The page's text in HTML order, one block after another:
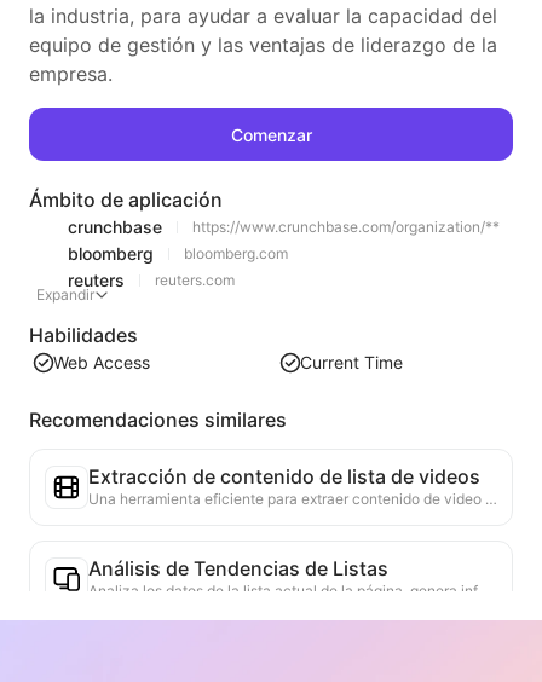
la industria, para ayudar a evaluar la capacidad del
equipo de gestión y las ventajas de liderazgo de la
empresa.
Comenzar
Ámbito de aplicación
crunchbase https://www.crunchbase.com/organization/**
bloomberg bloomberg.com
reuters
reuters.com
Expandir
Habilidades
Web Access Current Time
Recomendaciones similares
Extracción de contenido de lista de videos
Una herramienta eficiente para extraer contenido de video de páginas web, capaz de escanear rápidamente las páginas y organizar la información del video en una tabla Markdown estructurada.
Análisis de Tendencias de Listas